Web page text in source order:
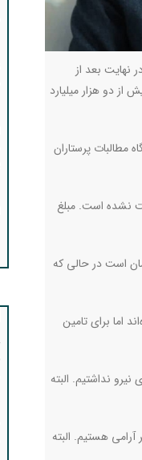
نهایت بعد از
تومان و در آخر هم گفتند بیش از دو هزار میلیارد
مطالبات پرستاران
هنوز تعرفه‌ای پرداخت نشده است. مبلغ
در استان چهار محال و بختیاری که مربوط به سال گذشته است حدود 6 میلیون تومان است در حالی که
اما برای تامین
ورودی نیرو نداشتیم. البته
هستیم. البته